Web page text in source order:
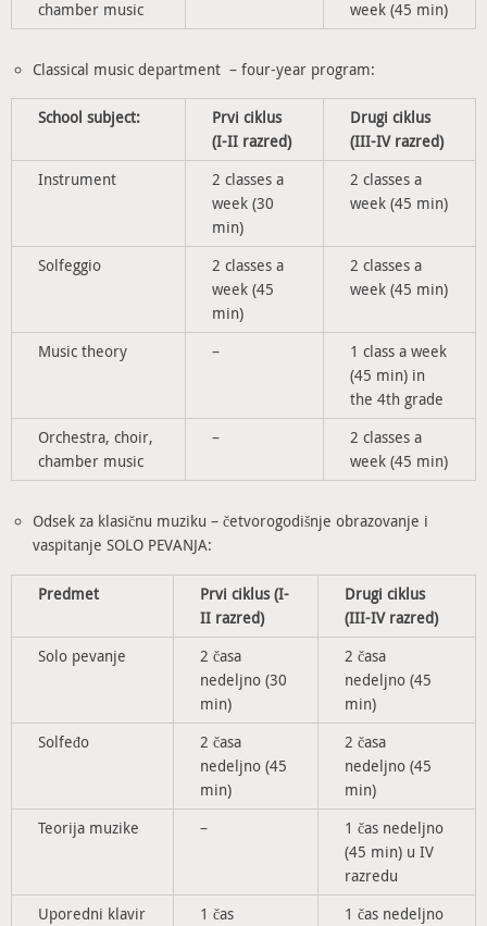
chamber music week (45 min)
Classical music department – four-year program:
School subject:
Prvi ciklus
(I-II razred)
Drugi ciklus
(III-IV razred)
Instrument
2 classes a
week (30
min)
2 classes a
week (45 min)
Solfeggio
2 classes a
week (45
min)
2 classes a
week (45 min)
Music theory –
1 class a week
(45 min) in
the 4th grade
Orchestra, choir,
chamber music
–
2 classes a
week (45 min)
Odsek za klasičnu muziku – četvorogodišnje obrazovanje i
vaspitanje SOLO PEVANJA:
Predmet
Prvi ciklus (I-
II razred)
Drugi ciklus
(III-IV razred)
Solo pevanje
2 časa
nedeljno (30
min)
2 časa
nedeljno (45
min)
Solfeđo
2 časa
nedeljno (45
min)
2 časa
nedeljno (45
min)
Teorija muzike
–
1 čas nedeljno
(45 min) u IV
razredu
Uporedni klavir
1 čas
1 čas nedeljno